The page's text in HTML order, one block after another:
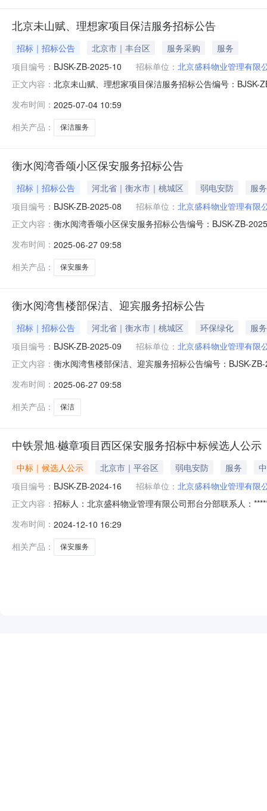
北京未山赋、理想家项目保洁服务招标公告
招标｜招标公告 北京市｜丰台区 服务采购
服务
项目编号： BJSK-ZB-2025-10 招标单位： 北京盛科物业管理有限
正文内容： 北京未山赋、理想家项目保洁服务招标公告编号：
项目坐落于北京丰台区丰桥路2号，项目占地11787.5㎡
积9615平
发布时间： 2025-07-04 10:59
相关产品：
保洁服务
衡水阅湾香颂小区保安服务招标公告
招标｜招标公告 河北省｜衡水市｜桃城区 弱电安防
服务
项目编号： BJSK-ZB-2025-08 招标单位： 北京盛科物业管理有限
正文内容： 衡水阅湾香颂小区保安服务招标公告编号：BJSK-ZB-
东北角，项目规划总建筑面积约24.58万平方米，共有住
目。二、招标公
发布时间： 2025-06-27 09:58
相关产品：
保安服务
衡水阅湾售楼部保洁、迎宾服务招标公告
招标｜招标公告 河北省｜衡水市｜桃城区 环保绿化
服务
项目编号： BJSK-ZB-2025-09 招标单位： 北京盛科物业管理有限
正文内容： 衡水阅湾售楼部保洁、迎宾服务招标公告编号：BJSK-
华南大街与崇文路交叉口东行400米路北，建筑面积约
1270.6m2包括接
发布时间： 2025-06-27 09:58
相关产品：
保洁
中铁景旭·樾章项目西区保安服务招标中标候选人公示
中标｜候选人公示 北京市｜平谷区 弱电安防 服务
项目编号： BJSK-ZB-2024-16 招标单位： 北京盛科物业管理有限
正文内容： 招标人：北京盛科物业管理有限公司邢台分部联系人：
元第三中标候选人信息单位名称：石家庄国邦保安服务
发布时间： 2024-12-10 16:29
相关产品：
保安服务